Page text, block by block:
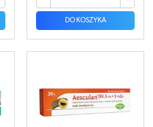
DO KOSZYKA